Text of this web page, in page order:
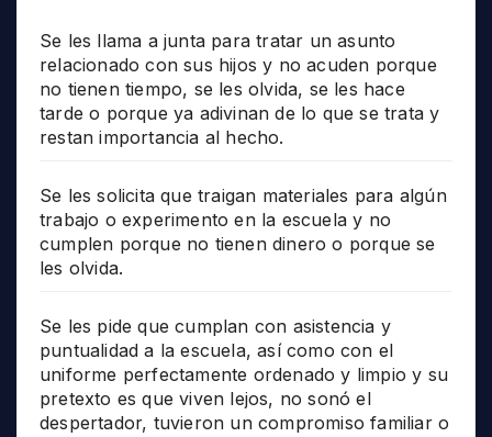
Se les llama a junta para tratar un asunto
relacionado con sus hijos y no acuden porque
no tienen tiempo, se les olvida, se les hace
tarde o porque ya adivinan de lo que se trata y
restan importancia al hecho.
Se les solicita que traigan materiales para algún
trabajo o experimento en la escuela y no
cumplen porque no tienen dinero o porque se
les olvida.
Se les pide que cumplan con asistencia y
puntualidad a la escuela, así como con el
uniforme perfectamente ordenado y limpio y su
pretexto es que viven lejos, no sonó el
despertador, tuvieron un compromiso familiar o